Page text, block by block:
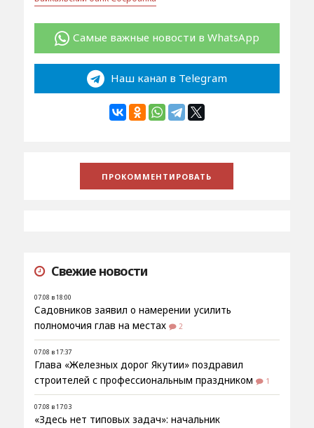
Самые важные новости в WhatsApp
Наш канал в Telegram
Свежие новости
07.08 в 18:00
Садовников заявил о намерении усилить
полномочия глав на местах
2
07.08 в 17:37
Глава «Железных дорог Якутии» поздравил
строителей с профессиональным праздником
1
07.08 в 17:03
«Здесь нет типовых задач»: начальник